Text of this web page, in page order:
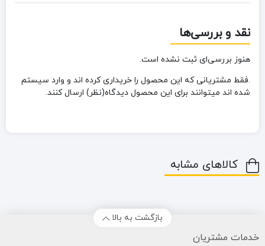
نقد و بررسی‌ها
هنوز بررسی‌ای ثبت نشده است.
.فقط مشتریانی که این محصول را خریداری کرده اند و وارد سیستم
شده اند میتوانند برای این محصول دیدگاه(نظر) ارسال کنند.
کالاهای مشابه
بازگشت به بالا
خدمات مشتریان